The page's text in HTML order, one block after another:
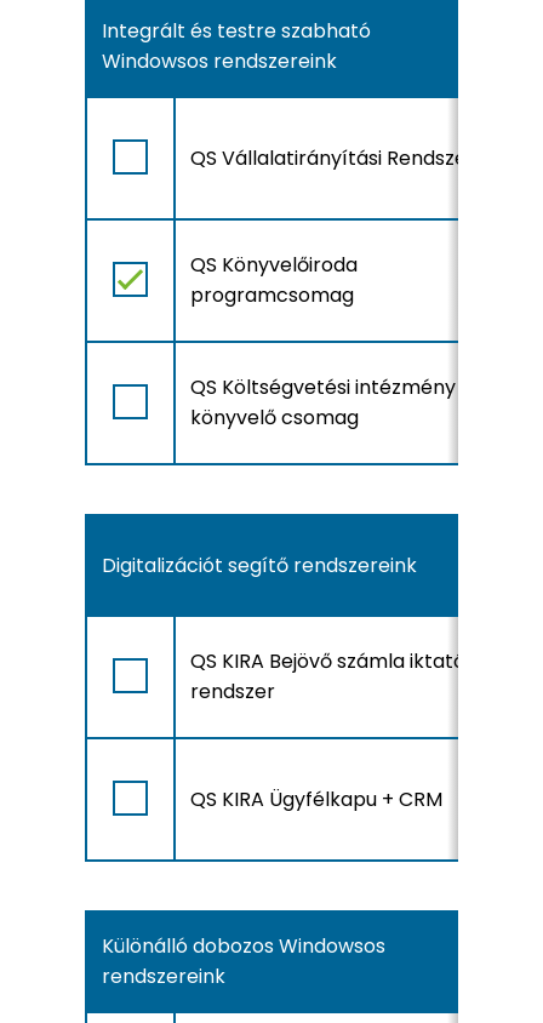
Integrált és testre szabható
Windowsos rendszereink
QS Vállalatirányítási Rendszer
QS Könyvelőiroda
programcsomag
QS Költségvetési intézmény
könyvelő csomag
Digitalizációt segítő rendszereink
QS KIRA Bejövő számla iktató
rendszer
QS KIRA Ügyfélkapu + CRM
Különálló dobozos Windowsos
rendszereink